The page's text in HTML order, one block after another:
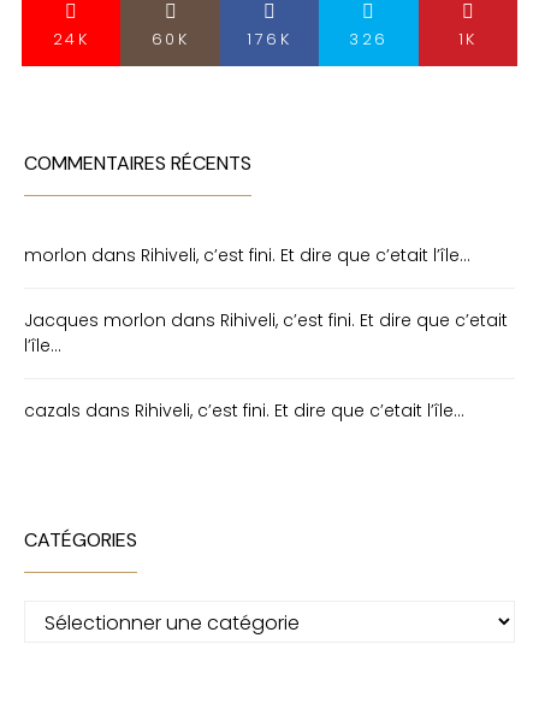
24K 60K 176K 326 1K
COMMENTAIRES RÉCENTS
morlon dans Rihiveli, c’est fini. Et dire que c’etait l’île…
Jacques morlon dans Rihiveli, c’est fini. Et dire que c’etait
l’île…
cazals dans Rihiveli, c’est fini. Et dire que c’etait l’île…
CATÉGORIES
Catégories